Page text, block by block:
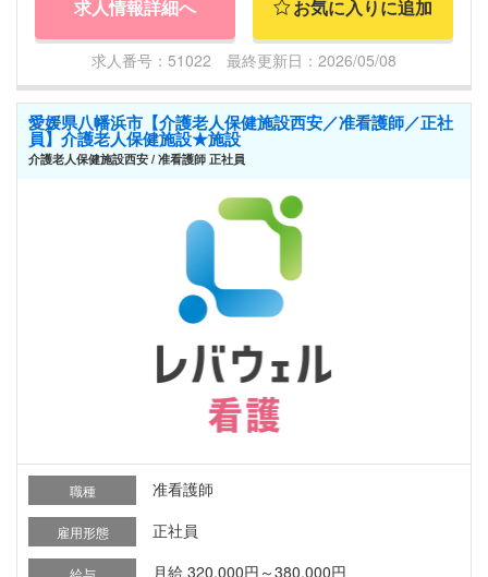
求人情報詳細へ お気に入りに追加
求人番号：51022 最終更新日：2026/05/08
愛媛県八幡浜市【介護老人保健施設西安／准看護師／正社
員】介護老人保健施設★施設
介護老人保健施設西安 / 准看護師 正社員
職種 准看護師
雇用形態 正社員
給与 月給 320,000円～380,000円